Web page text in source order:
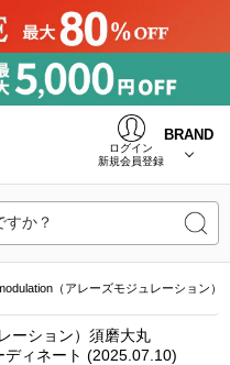
ログイン
新規会員登録
BRAND
すか？
（アレーズモジュレーション
ーション）須磨大丸
ィネート (2025.07.10)